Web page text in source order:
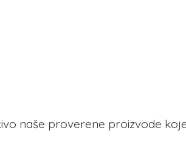
naše proverene proizvode